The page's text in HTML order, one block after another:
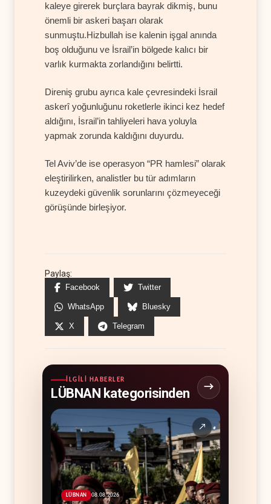
kaleye girerek burçlara bayrak dikmiş, bunu
önemli bir askeri başarı olarak
sunmuştu.Hizbullah ise kalenin işgal anında
boş olduğunu ve İsrail’in bölgede kalıcı bir
varlık kurmakta zorlandığını belirtti.
Direniş grubu ayrıca kale çevresindeki İsrail
askerî yoğunluğunu roketlerle ikinci kez hedef
aldığını, İsrail’in tahliyeleri hava yoluyla
yapmak zorunda kaldığını duyurdu.
Tel Aviv’de ise operasyon “PR hamlesi” olarak
eleştirilirken, analistler bu tür adımların
kuzeydeki güvenlik sorunlarını çözmeyeceği
görüşünde birleşiyor.
Paylaş:
Facebook Twitter
WhatsApp Bluesky
X Telegram
İLGILI HABERLER
LÜBNAN kategorisinden
↗
LÜBNAN 08.08.2026